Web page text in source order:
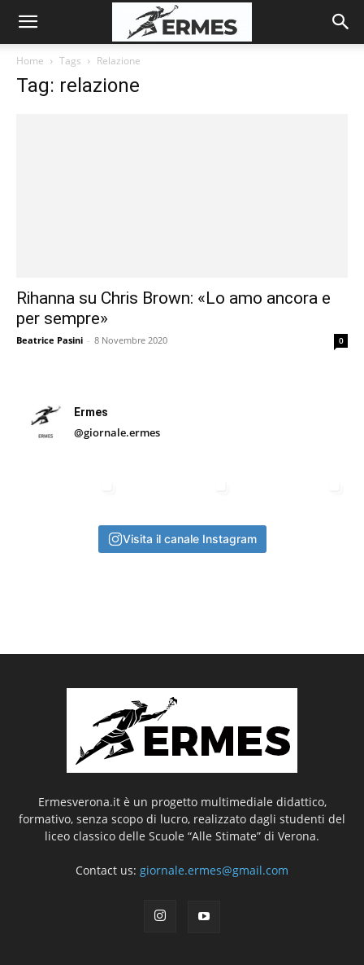
Home Tags Relazione
Tag: relazione
Rihanna su Chris Brown: «Lo amo ancora e
per sempre»
Beatrice Pasini - 8 Novembre 2020 0
Ermes
@giornale.ermes
Visita il canale Instagram
Ermesverona.it è un progetto multimediale didattico,
formativo, senza scopo di lucro, realizzato dagli studenti del
liceo classico delle Scuole “Alle Stimate” di Verona.
Contact us: giornale.ermes@gmail.com